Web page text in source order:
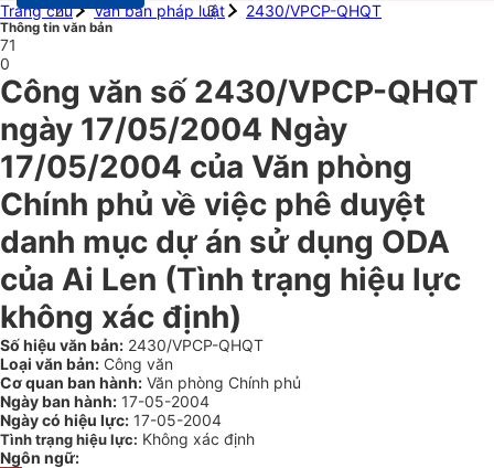
Trang chủ
Văn bản pháp luật 2430/VPCP-QHQT
Thông tin văn bản
71
0
Công văn số 2430/VPCP-QHQT
ngày 17/05/2004 Ngày
17/05/2004 của Văn phòng
Chính phủ về việc phê duyệt
danh mục dự án sử dụng ODA
của Ai Len (Tình trạng hiệu lực
không xác định)
Số hiệu văn bản: 2430/VPCP-QHQT
Loại văn bản: Công văn
Cơ quan ban hành: Văn phòng Chính phủ
Ngày ban hành: 17-05-2004
Ngày có hiệu lực: 17-05-2004
Tình trạng hiệu lực: Không xác định
Ngôn ngữ: